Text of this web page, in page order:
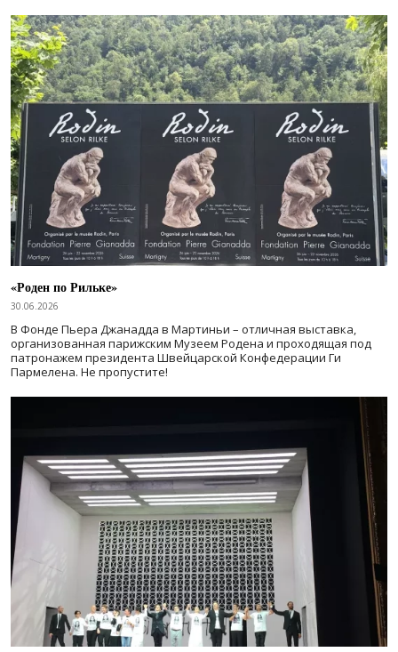
«Роден по Рильке»
30.06.2026
В Фонде Пьера Джанадда в Мартиньи – отличная выставка,
организованная парижским Музеем Родена и проходящая под
патронажем президента Швейцарской Конфедерации Ги
Пармелена. Не пропустите!